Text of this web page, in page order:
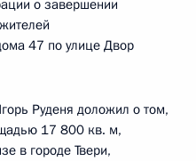
о завершении
47 по улице Двор
Руденя доложил о том,
17 800 кв. м,
в городе Твери,